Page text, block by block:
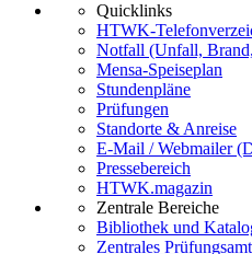
Quicklinks
HTWK-
Notfall (Unfall,
Mensa-Speiseplan
Stundenpläne
Prüfungen
Standorte & Anreise
E-Mail / Webmailer
Pressebereich
HTWK.magazin
Zentrale Bereiche
Bibliothek und
Zentrales Prüfungsamt